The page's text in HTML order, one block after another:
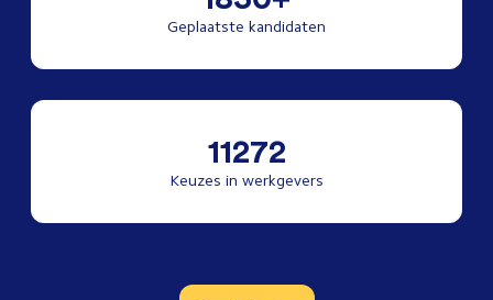
Geplaatste kandidaten
11272
Keuzes in werkgevers